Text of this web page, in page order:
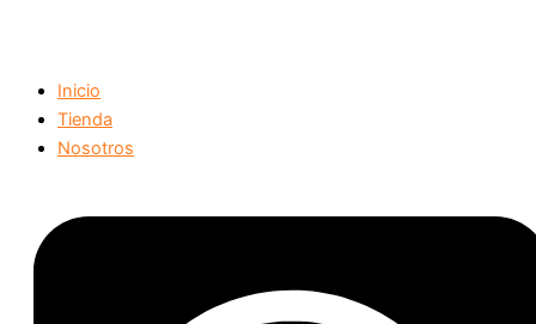
Inicio
Tienda
Nosotros